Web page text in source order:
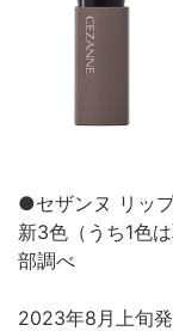
●セザンヌ リッ
新3色（うち1色
部調べ
2023年8月上旬